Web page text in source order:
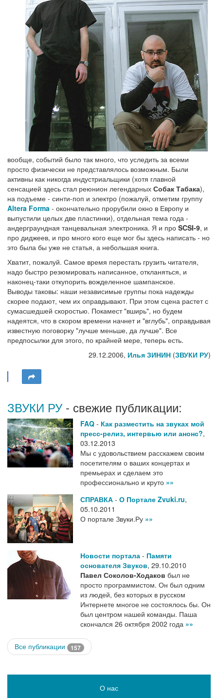
вообще, событий было так много, что уследить за всеми
просто физически не представлялось возможным. Были
активны как никогда индустриальщики (хотя главной
сенсацией здесь стал реюнион легендарных Собак Табака),
на подъеме - синти-поп и электро (пожалуй, отметим группу
Altera Forma - окончательно прорубили окно в Европу и
выпустили целых две пластинки), отдельная тема года -
андерграундная танцевальная электроника. Я и про SCSI-9, и
про диджеев, и про много кого еще мог бы здесь написать - но
это была бы уже не статья, а небольшая книга.
Хватит, пожалуй. Самое время перестать грузить читателя,
надо быстро резюмировать написанное, откланяться, и
наконец-таки откупорить вожделенное шампанское.
Выводы таковы: наши независимые группы пока надежды
скорее подают, чем их оправдывают. При этом сцена растет с
сумасшедшей скоростью. Покамест "вширь", но будем
надеятся, что в скором времени начнет и "вглубь", оправдывая
известную поговорку "лучше меньше, да лучше". Все
предпосылки для этого, по крайней мере, теперь есть.
29.12.2006, Илья ЗИНИН (ЗВУКИ РУ)
ЗВУКИ РУ- свежие публикации:
FAQ - Как разместить на звуках мой
пресс-релиз, интервью или анонс?,
03.12.2013
Мы с удовольствием расскажем своим
посетителям о ваших концертах и
премьерах и сделаем это
профессионально и круто »»
СПРАВКА - О Портале Zvuki.ru,
05.10.2011
О портале Звуки.Ру »»
Новости портала - Памяти
основателя Звуков, 29.10.2010
Павел Соколов-Ходаков был не
просто программистом. Он был одним
из людей, без которых в русском
Интернете многое не состоялось бы. Он
был центром нашей команды. Паша
скончался 26 октября 2002 года »»
Все публикации 157
О нас